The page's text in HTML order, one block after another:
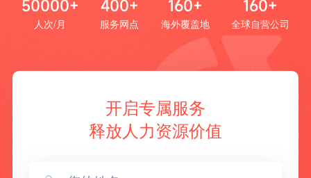
50000+
人次/月
400+
服务网点
160+
海外覆盖地
160+
全球自营公司
开启专属服务
释放人力资源价值